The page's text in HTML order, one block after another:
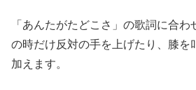
「あんたがたどこさ」の歌詞に合
の時だけ反対の手を上げたり、膝を
加えます。